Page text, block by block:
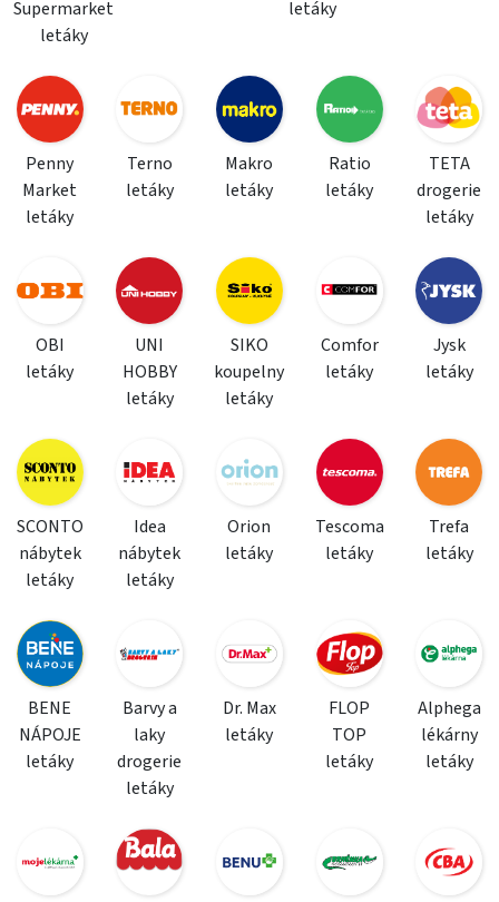
Supermarket
letáky
letáky
Penny
Market
letáky
Terno
letáky
Makro
letáky
Ratio
letáky
TETA
drogerie
letáky
OBI
letáky
UNI
HOBBY
letáky
SIKO
koupelny
letáky
Comfor
letáky
Jysk
letáky
SCONTO
nábytek
letáky
Idea
nábytek
letáky
Orion
letáky
Tescoma
letáky
Trefa
letáky
BENE
NÁPOJE
letáky
Barvy a
laky
drogerie
letáky
Dr. Max
letáky
FLOP
TOP
letáky
Alphega
lékárny
letáky